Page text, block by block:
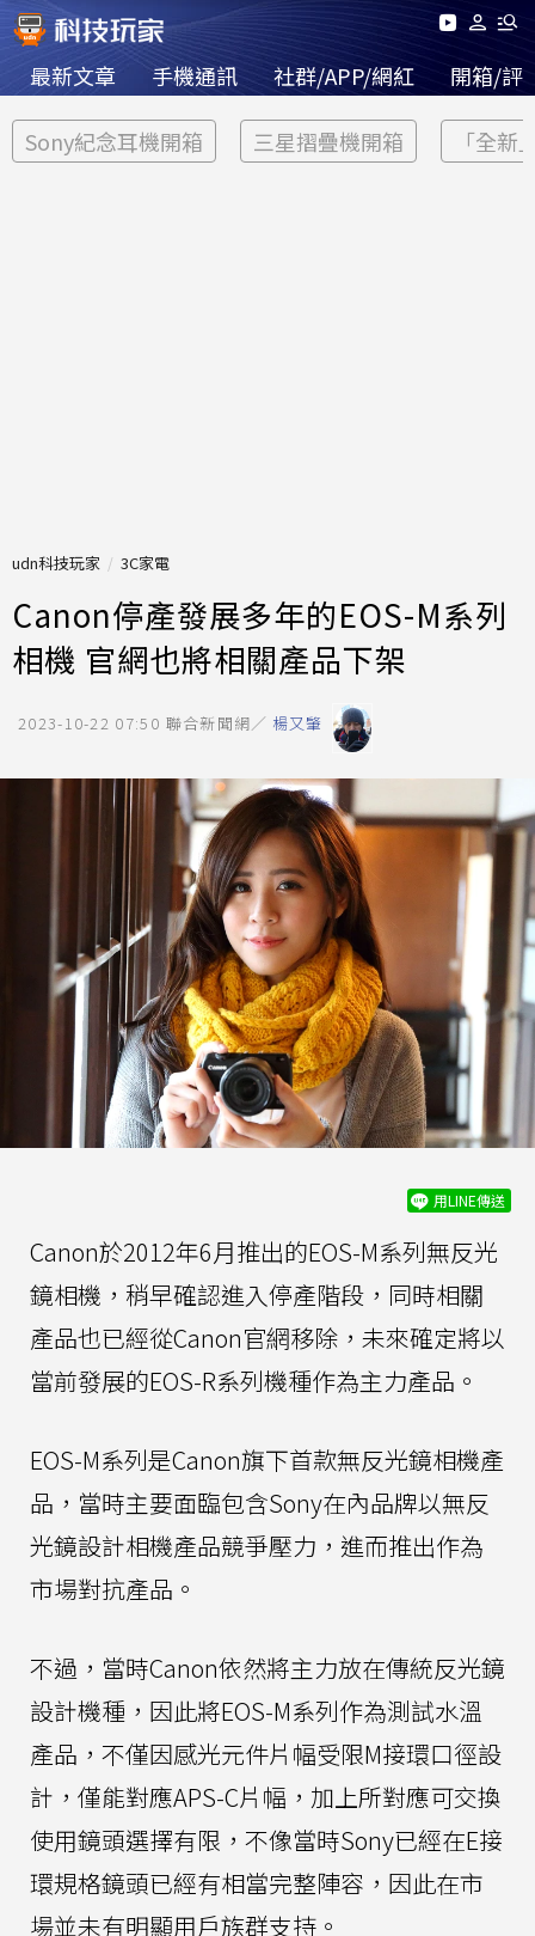
最新文章 手機通訊 社群/APP/網紅 開箱/評
Sony紀念耳機開箱 三星摺疊機開箱 「全新
udn科技玩家 3C家電
Canon停產發展多年的EOS-M系列
相機 官網也將相關產品下架
2023-10-22 07:50 聯合新聞網／ 楊又肇
用LINE傳送
Canon於2012年6月推出的EOS-M系列無反光
鏡相機，稍早確認進入停產階段，同時相關
產品也已經從Canon官網移除，未來確定將以
當前發展的EOS-R系列機種作為主力產品。
EOS-M系列是Canon旗下首款無反光鏡相機產
品，當時主要面臨包含Sony在內品牌以無反
光鏡設計相機產品競爭壓力，進而推出作為
市場對抗產品。
不過，當時Canon依然將主力放在傳統反光鏡
設計機種，因此將EOS-M系列作為測試水溫
產品，不僅因感光元件片幅受限M接環口徑設
計，僅能對應APS-C片幅，加上所對應可交換
使用鏡頭選擇有限，不像當時Sony已經在E接
環規格鏡頭已經有相當完整陣容，因此在市
場並未有明顯用戶族群支持。